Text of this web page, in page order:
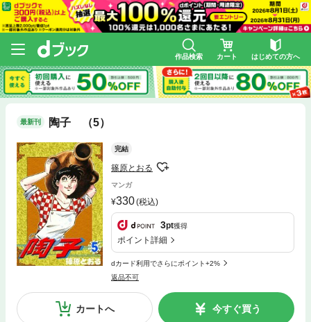
作品検索 カート はじめての方へ
最新刊 陶子 （5）
完結
篠原とおる
マンガ
330(税込)
3pt獲得
ポイント詳細
dカード利用でさらにポイント+2%
返品不可
カートへ 今すぐ買う